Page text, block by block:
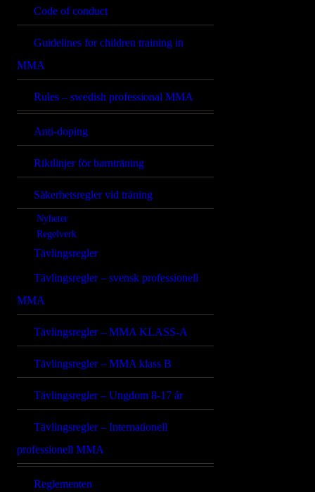
Code of conduct
Guidelines for children training in
MMA
Rules – swedish professional MMA
Anti-doping
Riktlinjer för barnträning
Säkerhetsregler vid träning
Nyheter
Regelverk
Tävlingsregler
Tävlingsregler – svensk professionell
MMA
Tävlingsregler – MMA KLASS-A
Tävlingsregler – MMA klass B
Tävlingsregler – Ungdom 8-17 år
Tävlingsregler – Internationell
professionell MMA
Reglementen